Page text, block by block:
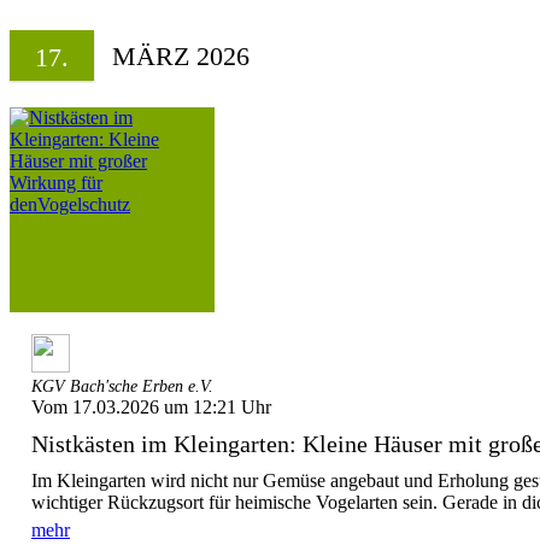
17. MÄRZ 2026
KGV Bach'sche Erben e.V.
Vom 17.03.2026 um 12:21 Uhr
Nistkästen im Kleingarten: Kleine Häuser mit
Im Kleingarten wird nicht nur Gemüse angebaut und Erholung
wichtiger Rückzugsort für heimische Vogelarten sein. Gerade in
mehr